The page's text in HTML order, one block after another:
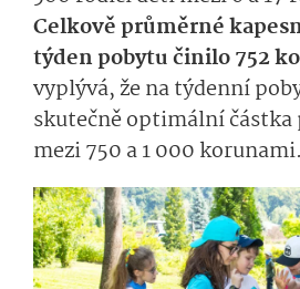
Celkově průměrné
týden pobytu činilo 752
vyplývá, že na týdenní
skutečně optimální částka
mezi 750 a 1 000 korunami.